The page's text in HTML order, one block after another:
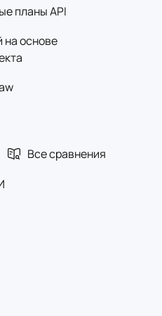
планы API
на основе
Все сравнения